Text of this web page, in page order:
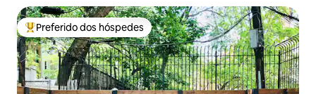
Entre os melhores preferidos dos hóspedes
Preferido dos hóspedes